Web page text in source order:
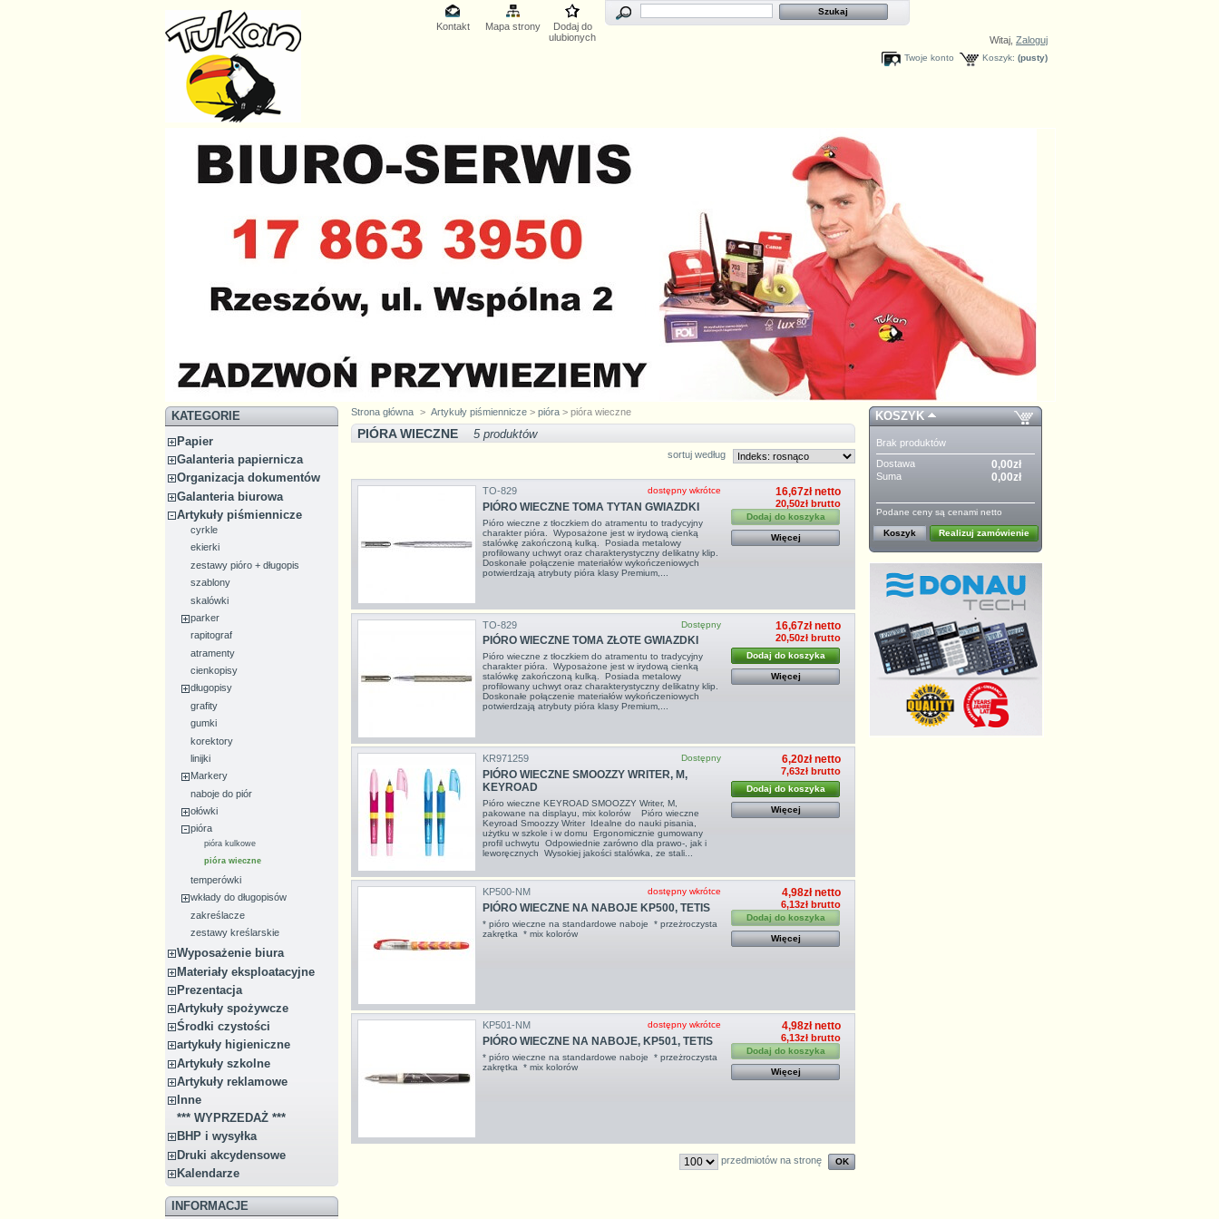
Kontakt Mapa strony
Dodaj do
ulubionych
Witaj,Zaloguj
Koszyk: (pusty)
Twoje konto
KATEGORIE
Papier
Galanteria papiernicza
Organizacja dokumentów
Galanteria biurowa
Artykuły piśmiennicze
cyrkle
ekierki
zestawy pióro + długopis
szablony
skalówki
parker
rapitograf
atramenty
cienkopisy
długopisy
grafity
gumki
korektory
linijki
Markery
naboje do piór
ołówki
pióra
pióra kulkowe
pióra wieczne
temperówki
wkłady do długopisów
zakreślacze
zestawy kreślarskie
Wyposażenie biura
Materiały eksploatacyjne
Prezentacja
Artykuły spożywcze
Środki czystości
artykuły higieniczne
Artykuły szkolne
Artykuły reklamowe
Inne
*** WYPRZEDAŻ ***
BHP i wysyłka
Druki akcydensowe
Kalendarze
INFORMACJE
Strona główna > Artykuły piśmiennicze >pióra > pióra wieczne
PIÓRA WIECZNE 5 produktów
sortuj według
dostępny wkrótce
TO-829
PIÓRO WIECZNE TOMA TYTAN GWIAZDKI
Pióro wieczne z tłoczkiem do atramentu to tradycyjny
charakter pióra. Wyposażone jest w irydową cienką
stalówkę zakończoną kulką. Posiada metalowy
profilowany uchwyt oraz charakterystyczny delikatny klip.
Doskonałe połączenie materiałów wykończeniowych
potwierdzają atrybuty pióra klasy Premium,...
16,67zł netto
20,50zł brutto
Dodaj do koszyka
Więcej
Dostępny
TO-829
PIÓRO WIECZNE TOMA ZŁOTE GWIAZDKI
Pióro wieczne z tłoczkiem do atramentu to tradycyjny
charakter pióra. Wyposażone jest w irydową cienką
stalówkę zakończoną kulką. Posiada metalowy
profilowany uchwyt oraz charakterystyczny delikatny klip.
Doskonałe połączenie materiałów wykończeniowych
potwierdzają atrybuty pióra klasy Premium,...
16,67zł netto
20,50zł brutto
Dodaj do koszyka
Więcej
Dostępny
KR971259
PIÓRO WIECZNE SMOOZZY WRITER, M,
KEYROAD
Pióro wieczne KEYROAD SMOOZZY Writer, M,
pakowane na displayu, mix kolorów Pióro wieczne
Keyroad Smoozzy Writer Idealne do nauki pisania,
użytku w szkole i w domu Ergonomicznie gumowany
profil uchwytu Odpowiednie zarówno dla prawo-, jak i
leworęcznych Wysokiej jakości stalówka, ze stali...
6,20zł netto
7,63zł brutto
Dodaj do koszyka
Więcej
dostępny wkrótce
KP500-NM
PIÓRO WIECZNE NA NABOJE KP500, TETIS
* pióro wieczne na standardowe naboje * przeżroczysta
zakrętka * mix kolorów
4,98zł netto
6,13zł brutto
Dodaj do koszyka
Więcej
dostępny wkrótce
KP501-NM
PIÓRO WIECZNE NA NABOJE, KP501, TETIS
* pióro wieczne na standardowe naboje * przeżroczysta
zakrętka * mix kolorów
4,98zł netto
6,13zł brutto
Dodaj do koszyka
Więcej
przedmiotów na stronę
KOSZYK
Brak produktów
Dostawa
0,00zł
Suma 0,00zł
Podane ceny są cenami netto
Koszyk Realizuj zamówienie